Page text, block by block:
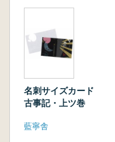
名刺サイズカード
古事記・上ツ巻
藍寧舎